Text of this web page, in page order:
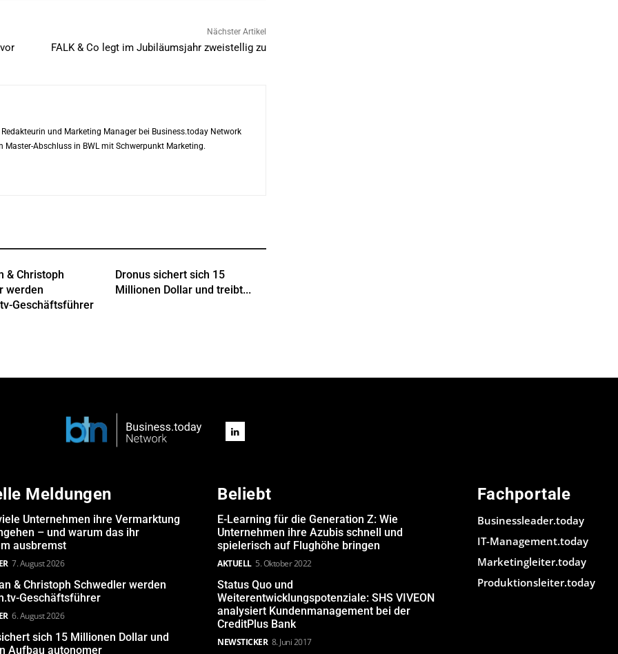
Nächster Artikel
FALK & Co legt im Jubiläumsjahr zweistellig zu
und Marketing Manager bei Business.today Network
Master-Abschluss in BWL mit Schwerpunkt Marketing.
& Christoph
werden
Geschäftsführer
Dronus sichert sich 15
Millionen Dollar und treibt...
Meldungen
Unternehmen ihre Vermarktung
– und warum das ihr
ausbremst
7. August 2026
& Christoph Schwedler werden
Geschäftsführer
6. August 2026
sich 15 Millionen Dollar und
Aufbau autonomer
Beliebt
E-Learning für die Generation Z: Wie
Unternehmen ihre Azubis schnell und
spielerisch auf Flughöhe bringen
AKTUELL 5. Oktober 2022
Status Quo und
Weiterentwicklungspotenziale: SHS VIVEON
analysiert Kundenmanagement bei der
CreditPlus Bank
NEWSTICKER 8. Juni 2017
Fachportale
Businessleader.today
IT-Management.today
Marketingleiter.today
Produktionsleiter.today